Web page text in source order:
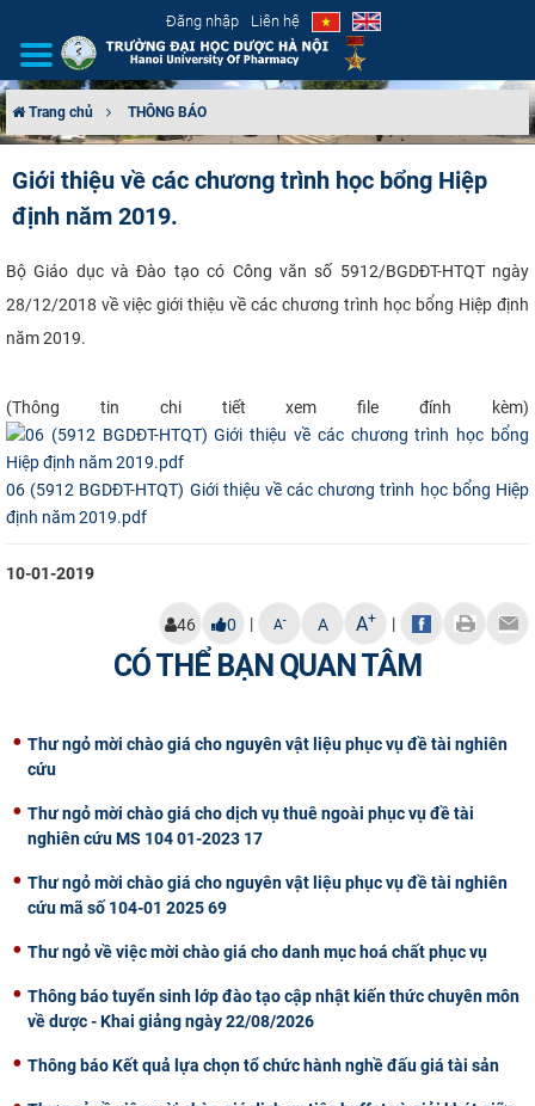
Đăng nhập Liên hệ
CƠ CẤU TỔ CHỨC
TUYỂN SINH
ĐÀO TẠO
KHOA HỌC CÔNG NGHỆ
HTQT
CỰU NGƯỜI HỌC
Trang chủ THÔNG BÁO
Giới thiệu về các chương trình học bổng Hiệp
định năm 2019.
Bộ Giáo dục và Đào tạo có Công văn số 5912/BGDĐT-HTQT ngày
28/12/2018 về việc giới thiệu về các chương trình học bổng Hiệp định
năm 2019.
(Thông tin chi tiết xem file đính kèm)​
06 (5912 BGDĐT-HTQT) Giới thiệu về các chương trình học bổng Hiệp
định năm 2019.pdf
10-01-2019
46 0 | A- A A+ |
CÓ THỂ BẠN QUAN TÂM
Thư ngỏ mời chào giá cho nguyên vật liệu phục vụ đề tài nghiên
cứu
Thư ngỏ mời chào giá cho dịch vụ thuê ngoài phục vụ đề tài
nghiên cứu MS 104 01-2023 17
Thư ngỏ mời chào giá cho nguyên vật liệu phục vụ đề tài nghiên
cứu mã số 104-01 2025 69
Thư ngỏ về việc mời chào giá cho danh mục hoá chất phục vụ
Thông báo tuyển sinh lớp đào tạo cập nhật kiến thức chuyên môn
về dược - Khai giảng ngày 22/08/2026
Thông báo Kết quả lựa chọn tổ chức hành nghề đấu giá tài sản